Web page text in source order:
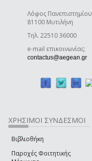
Λόφος Πανεπιστημίου
81100 Μυτιλήνη
Τηλ. 22510 36000
e-mail επικοινωνίας:
contactus@aegean.gr
ΧΡΗΣΙΜΟΙ ΣΥΝΔΕΣΜΟΙ
Βιβλιοθήκη
Παροχές Φοιτητικής